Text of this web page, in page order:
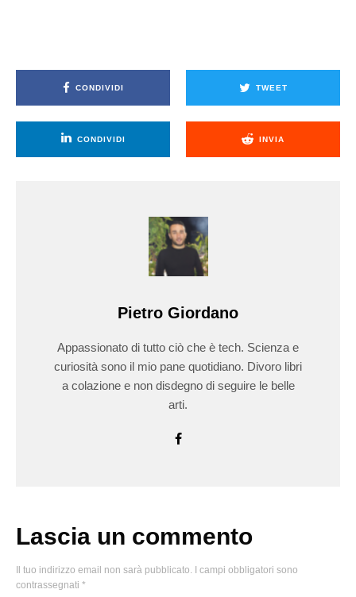
CONDIVIDI TWEET
CONDIVIDI INVIA
Pietro Giordano
Appassionato di tutto ciò che è tech. Scienza e
curiosità sono il mio pane quotidiano. Divoro libri
a colazione e non disdegno di seguire le belle
arti.
Lascia un commento
Il tuo indirizzo email non sarà pubblicato.
I campi obbligatori sono
contrassegnati *